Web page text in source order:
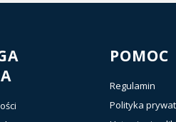
POMOC
Regulamin
Polityka